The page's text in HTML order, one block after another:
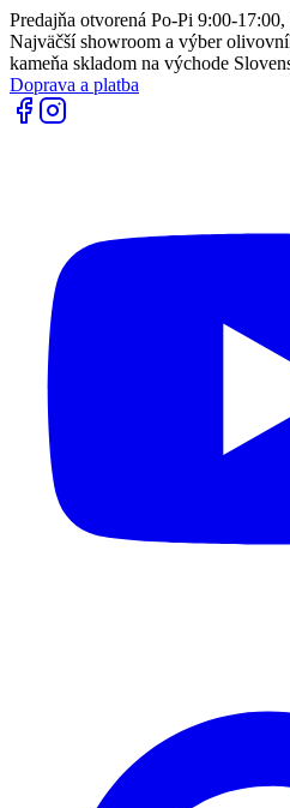
Predajňa otvorená Po-Pi 9:00-
Najväčší showroom a výber
kameňa skladom na východe
Doprava a platba